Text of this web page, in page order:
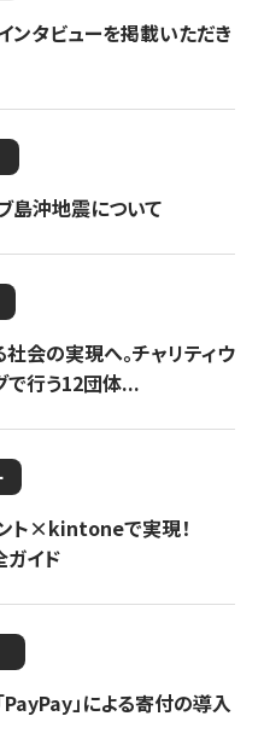
ンタビューを掲載いただき
島沖地震について
社会の実現へ。チャリティウ
で行う12団体...
ント×kintoneで実現！
イド
PayPay」による寄付の導入